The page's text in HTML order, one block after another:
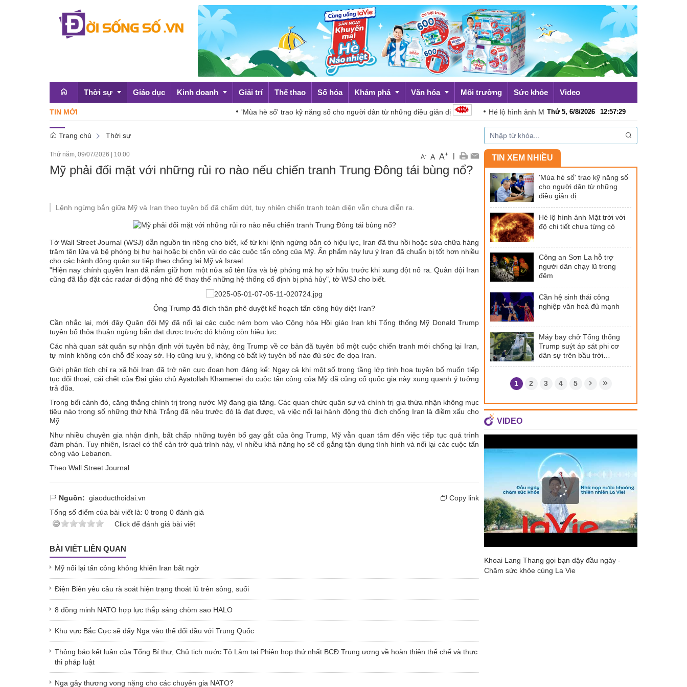
Thời sự
Emagazine
Giáo dục Kinh doanh Giải trí Thể thao Số hóa Khám phá Văn hóa Môi trường Sức khỏe Video
TIN MỚI 'Mùa hè số' trao kỹ năng số cho người dân từ những điều giản dị Hé lộ hình ảnh Mặt trời với độ chi tiết chưa từng có
Thứ 5, 6/8/2026 12:57:30
Trang chủ Thời sự
Thứ năm, 09/07/2026 10:00 A- A A+ |
Mỹ phải đối mặt với những rủi ro nào nếu chiến tranh Trung Đông tái bùng nổ?
Lệnh ngừng bắn giữa Mỹ và Iran theo tuyên bố đã chấm dứt, tuy nhiên chiến tranh toàn diện vẫn chưa diễn ra.
Tờ Wall Street Journal (WSJ) dẫn nguồn tin riêng cho biết, kể từ khi lệnh ngừng bắn có hiệu lực, Iran đã thu hồi hoặc sửa chữa hàng
trăm tên lửa và bệ phóng bị hư hại hoặc bị chôn vùi do các cuộc tấn công của Mỹ. Ấn phẩm này lưu ý Iran đã chuẩn bị tốt hơn nhiều
cho các hành động quân sự tiếp theo chống lại Mỹ và Israel.
"Hiện nay chính quyền Iran đã nắm giữ hơn một nửa số tên lửa và bệ phóng mà họ sở hữu trước khi xung đột nổ ra. Quân đội Iran
cũng đã lắp đặt các radar di động nhỏ để thay thế những hệ thống cố định bị phá hủy", tờ WSJ cho biết.
Ông Trump đã đích thân phê duyệt kế hoạch tấn công hủy diệt Iran?
Cần nhắc lại, mới đây Quân đội Mỹ đã nối lại các cuộc ném bom vào Cộng hòa Hồi giáo Iran khi Tổng thống Mỹ Donald Trump
tuyên bố thỏa thuận ngừng bắn đạt được trước đó không còn hiệu lực.
Các nhà quan sát quân sự nhận định với tuyên bố này, ông Trump về cơ bản đã tuyên bố một cuộc chiến tranh mới chống lại Iran,
tự mình không còn chỗ để xoay sở. Họ cũng lưu ý, không có bất kỳ tuyên bố nào đủ sức đe dọa Iran.
Giới phân tích chỉ ra xã hội Iran đã trở nên cực đoan hơn đáng kể: Ngay cả khi một số trong tầng lớp tinh hoa tuyên bố muốn tiếp
tục đối thoại, cái chết của Đại giáo chủ Ayatollah Khamenei do cuộc tấn công của Mỹ đã củng cố quốc gia này xung quanh ý tưởng
trả đũa.
Trong bối cảnh đó, căng thẳng chính trị trong nước Mỹ đang gia tăng. Các quan chức quân sự và chính trị gia thừa nhận không mục
tiêu nào trong số những thứ Nhà Trắng đã nêu trước đó là đạt được, và việc nối lại hành động thù địch chống Iran là điềm xấu cho
Mỹ
Như nhiều chuyên gia nhận định, bất chấp những tuyên bố gay gắt của ông Trump, Mỹ vẫn quan tâm đến việc tiếp tục quá trình
đàm phán. Tuy nhiên, Israel có thể cản trở quá trình này, vì nhiều khả năng họ sẽ cố gắng tận dụng tình hình và nối lại các cuộc tấn
công vào Lebanon.
Theo Wall Street Journal
Nguồn: giaoducthoidai.vn
Copy link
Tổng số điểm của bài viết là: 0 trong 0 đánh giá
Click để đánh giá bài viết
BÀI VIẾT LIÊN QUAN
Mỹ nối lại tấn công không khiến Iran bất ngờ
Điện Biên yêu cầu rà soát hiện trạng thoát lũ trên sông, suối
8 đồng minh NATO hợp lực thắp sáng chòm sao HALO
Khu vực Bắc Cực sẽ đẩy Nga vào thế đối đầu với Trung Quốc
Thông báo kết luận của Tổng Bí thư, Chủ tịch nước Tô Lâm tại Phiên họp thứ nhất BCĐ Trung ương về hoàn thiện thể chế và thực
thi pháp luật
Nga gây thương vong nặng cho các chuyên gia NATO?
TIN XEM NHIỀU
'Mùa hè số' trao kỹ năng số
cho người dân từ những
điều giản dị
Hé lộ hình ảnh Mặt trời với
độ chi tiết chưa từng có
Công an Sơn La hỗ trợ
người dân chạy lũ trong
đêm
Cần hệ sinh thái công
nghiệp văn hoá đủ mạnh
Máy bay chở Tổng thống
Trump suýt áp sát phi cơ
dân sự trên bầu trời
1 2 3 4 5
VIDEO
Khoai Lang Thang gọi bạn dậy đầu ngày -
Chăm sức khỏe cùng La Vie